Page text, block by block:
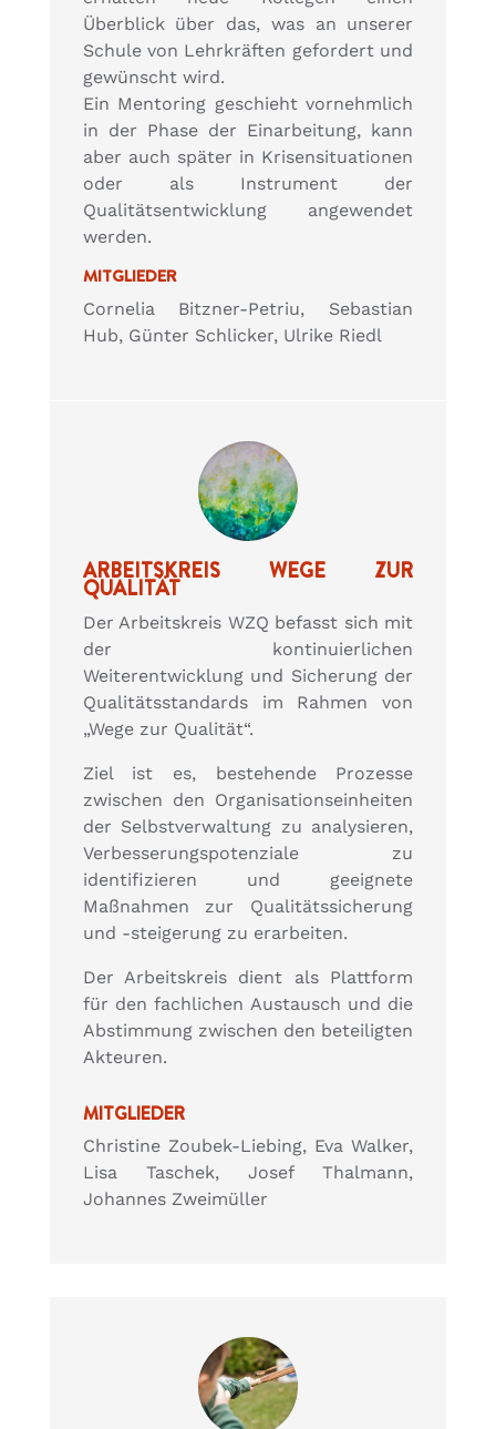
Überblick über das, was an unserer
Schule von Lehrkräften gefordert und
gewünscht wird.
Ein Mentoring geschieht vornehmlich
in der Phase der Einarbeitung, kann
aber auch später in Krisensituationen
oder als Instrument der
Qualitätsentwicklung angewendet
werden.
MITGLIEDER
Cornelia Bitzner-Petriu, Sebastian
Hub, Günter Schlicker, Ulrike Riedl
ARBEITSKREIS WEGE ZUR
QUALITÄT
Der Arbeitskreis WZQ befasst sich mit
der kontinuierlichen
Weiterentwicklung und Sicherung der
Qualitätsstandards im Rahmen von
„Wege zur Qualität“.
Ziel ist es, bestehende Prozesse
zwischen den Organisationseinheiten
der Selbstverwaltung zu analysieren,
Verbesserungspotenziale zu
identifizieren und geeignete
Maßnahmen zur Qualitätssicherung
und -steigerung zu erarbeiten.
Der Arbeitskreis dient als Plattform
für den fachlichen Austausch und die
Abstimmung zwischen den beteiligten
Akteuren.
MITGLIEDER
Christine Zoubek-Liebing, Eva Walker,
Lisa Taschek, Josef Thalmann,
Johannes Zweimüller